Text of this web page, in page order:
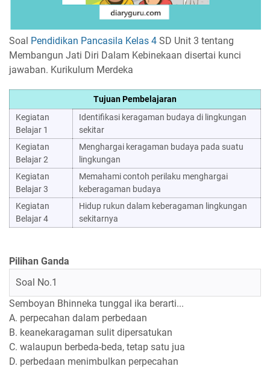
Soal Pendidikan Pancasila Kelas 4 SD Unit 3 tentang
Membangun Jati Diri Dalam Kebinekaan disertai kunci
jawaban. Kurikulum Merdeka
Tujuan Pembelajaran
Kegiatan
Belajar 1
Identifikasi keragaman budaya di lingkungan
sekitar
Kegiatan
Belajar 2
Menghargai keragaman budaya pada suatu
lingkungan
Kegiatan
Belajar 3
Memahami contoh perilaku menghargai
keberagaman budaya
Kegiatan
Belajar 4
Hidup rukun dalam keberagaman lingkungan
sekitarnya
Pilihan Ganda
Soal No.1
Semboyan Bhinneka tunggal ika berarti...
A. perpecahan dalam perbedaan
B. keanekaragaman sulit dipersatukan
C. walaupun berbeda-beda, tetap satu jua
D. perbedaan menimbulkan perpecahan